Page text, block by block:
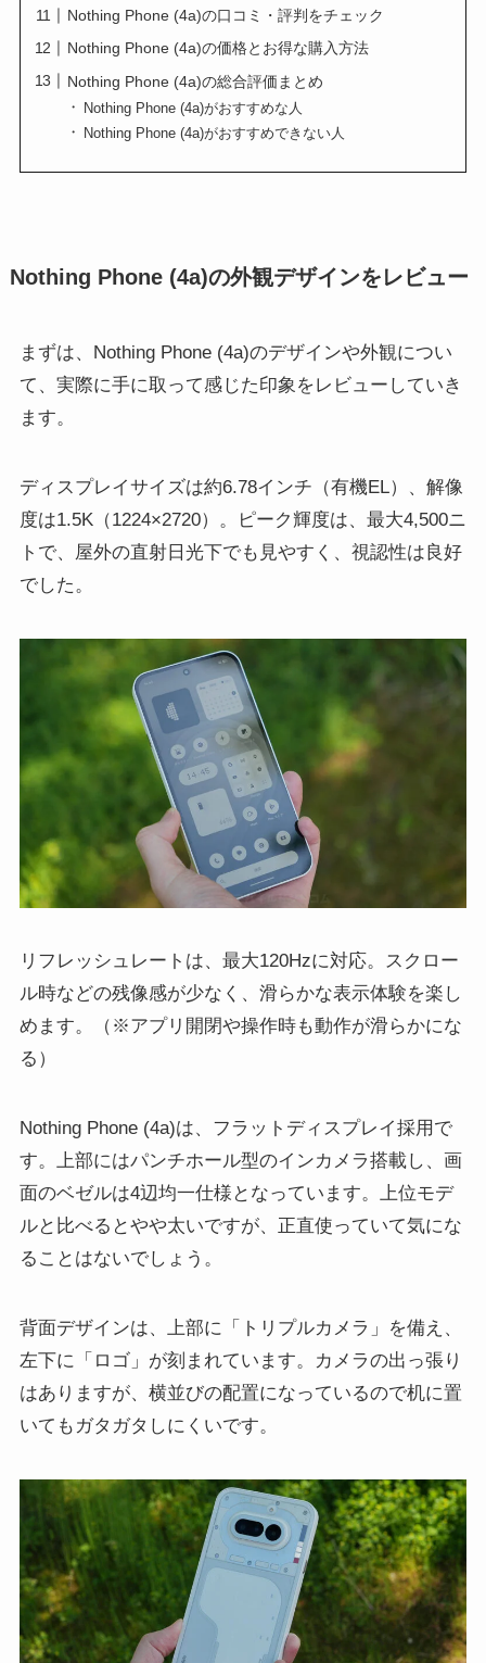
Nothing Phone (4a)の口コミ・評判をチェック
Nothing Phone (4a)の価格とお得な購入方法
Nothing Phone (4a)の総合評価まとめ
Nothing Phone (4a)がおすすめな人
Nothing Phone (4a)がおすすめできない人
Nothing Phone (4a)の外観デザインをレビュー
まずは、Nothing Phone (4a)のデザインや外観につい
て、実際に手に取って感じた印象をレビューしていき
ます。
ディスプレイサイズは約6.78インチ（有機EL）、解像
度は1.5K（1224×2720）。ピーク輝度は、最大4,500ニ
トで、屋外の直射日光下でも見やすく、視認性は良好
でした。
リフレッシュレートは、最大120Hzに対応。スクロー
ル時などの残像感が少なく、滑らかな表示体験を楽し
めます。（※アプリ開閉や操作時も動作が滑らかにな
る）
Nothing Phone (4a)は、フラットディスプレイ採用で
す。上部にはパンチホール型のインカメラ搭載し、画
面のベゼルは4辺均一仕様となっています。上位モデ
ルと比べるとやや太いですが、正直使っていて気にな
ることはないでしょう。
背面デザインは、上部に「トリプルカメラ」を備え、
左下に「ロゴ」が刻まれています。カメラの出っ張り
はありますが、横並びの配置になっているので机に置
いてもガタガタしにくいです。